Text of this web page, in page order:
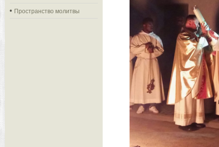
Пространство молитвы